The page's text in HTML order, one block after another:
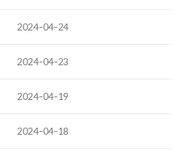
2024-04-24
2024-04-23
2024-04-19
2024-04-18